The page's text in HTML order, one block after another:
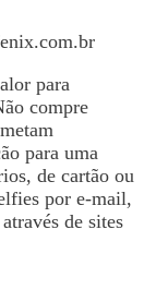
para
compre
para uma
de cartão ou
por e-mail,
de sites